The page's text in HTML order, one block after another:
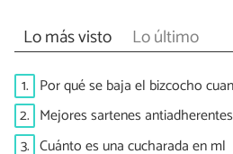
Lo más visto Lo último
1. Por qué se baja el bizcocho
2. Mejores sartenes antiadherentes
3. Cuánto es una cucharada en ml